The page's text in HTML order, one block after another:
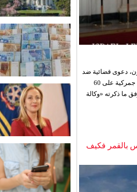
دعوى قضائية ضد
إدارة دونالد ترمب، الاثنين، على خلفية فرضه رسوماً جمركية على 60
ما ذكرته «وكالة
بالقمر فكيف